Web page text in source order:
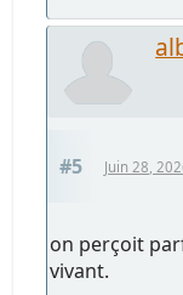
#5 Juin 28,
on perçoit
vivant.